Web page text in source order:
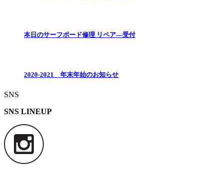
本日のサーフボード修理 リペア―受付
2020-2021 年末年始のお知らせ
SNS
SNS LINEUP